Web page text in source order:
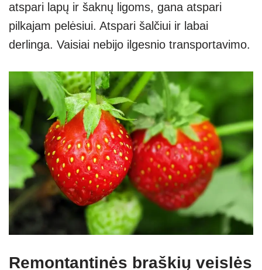
atspari lapų ir šaknų ligoms, gana atspari
pilkajam pelėsiui. Atspari šalčiui ir labai
derlinga. Vaisiai nebijo ilgesnio transportavimo.
Remontantinės braškių veislės